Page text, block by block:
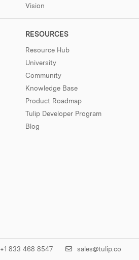
Vision
RESOURCES
Resource Hub
University
Community
Knowledge Base
Product Roadmap
Tulip Developer Program
Blog
+1 833 468 8547 sales@tulip.co